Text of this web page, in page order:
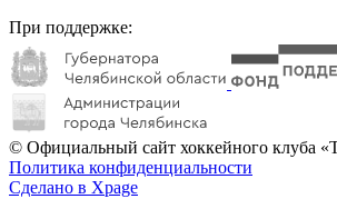
При поддержке:
© Официальный сайт хоккейного клуба
Политика конфиденциальности
Сделано в Xpage